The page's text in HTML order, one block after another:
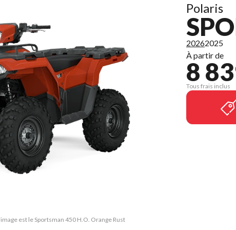
est le Sportsman 450 H.O. Orange Rust
Polaris
20262025
À partir de
8
Tous frais inclus